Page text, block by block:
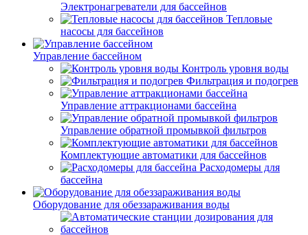
Электронагреватели для бассейнов
Тепловые
насосы для бассейнов
Управление бассейном
Контроль уровня воды
Фильтрация и подогрев
Управление аттракционами бассейна
Управление обратной промывкой фильтров
Комплектующие автоматики для бассейнов
Расходомеры для
бассейна
Оборудование для обеззараживания воды